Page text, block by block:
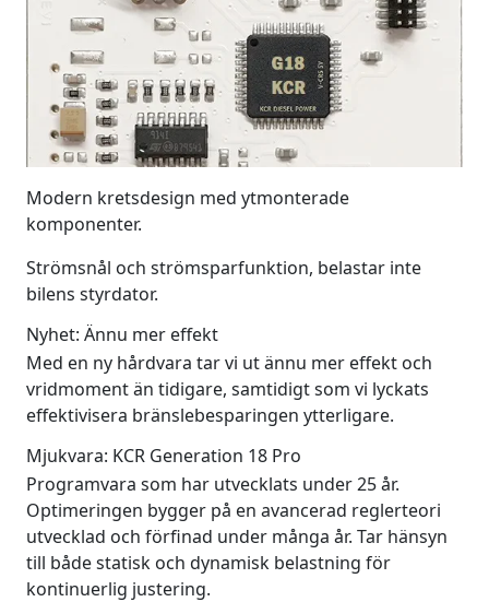
Modern kretsdesign med ytmonterade
komponenter.
Strömsnål och strömsparfunktion, belastar inte
bilens styrdator.
Nyhet: Ännu mer effekt
Med en ny hårdvara tar vi ut ännu mer effekt och
vridmoment än tidigare, samtidigt som vi lyckats
effektivisera bränslebesparingen ytterligare.
Mjukvara: KCR Generation 18 Pro
Programvara som har utvecklats under 25 år.
Optimeringen bygger på en avancerad reglerteori
utvecklad och förfinad under många år. Tar hänsyn
till både statisk och dynamisk belastning för
kontinuerlig justering.